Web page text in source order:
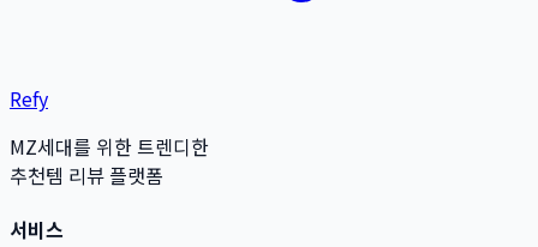
Refy
MZ세대를 위한 트렌디한
추천템 리뷰 플랫폼
서비스